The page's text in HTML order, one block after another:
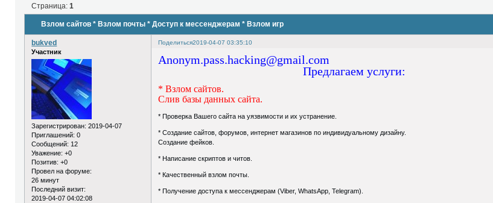
Взлом сайтов * Взлом почты * Доступ к мессенджерам * Взлом игр
Страница:1
Поделиться2019-04-07 03:35:10
bukved
Участник
Зарегистрирован: 2019-04-07
Приглашений: 0
Сообщений: 12
Уважение: +0
Позитив: +0
Провел на форуме:
26 минут
Последний визит:
2019-04-07 04:02:08
Anonym.pass.hacking@gmail.com
Предлагаем услуги:
* Взлом сайтов.
Слив базы данных сайта.
* Проверка Вашего сайта на уязвимости и их устранение.
* Создание сайтов, форумов, интернет магазинов по индивидуальному дизайну.
Создание фейков.
* Написание скриптов и читов.
* Качественный взлом почты.
* Получение доступа к мессенджерам (Viber, WhatsApp, Telegram).